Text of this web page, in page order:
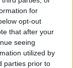
for
opt-out
that after your
seeing
utilized by
parties prior to